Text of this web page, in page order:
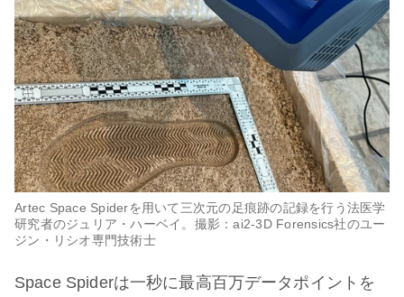
Artec Space Spiderを用いて三次元の足痕跡の記録を行う法医学
研究者のジュリア・ハーベイ。撮影：ai2-3D Forensics社のユー
ジン・リシオ専門技術士
Space Spiderは一秒に最高百万データポイントを